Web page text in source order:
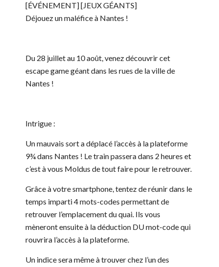
[ÉVÉNEMENT] [JEUX GÉANTS]
Déjouez un maléfice à Nantes !
Du 28 juillet au 10 août, venez découvrir cet
escape game géant dans les rues de la ville de
Nantes !
Intrigue :
Un mauvais sort a déplacé l’accès à la plateforme
9¾ dans Nantes ! Le train passera dans 2 heures et
c’est à vous Moldus de tout faire pour le retrouver.
Grâce à votre smartphone, tentez de réunir dans le
temps imparti 4 mots-codes permettant de
retrouver l’emplacement du quai. Ils vous
mèneront ensuite à la déduction DU mot-code qui
rouvrira l’accès à la plateforme.
Un indice sera même à trouver chez l’un des